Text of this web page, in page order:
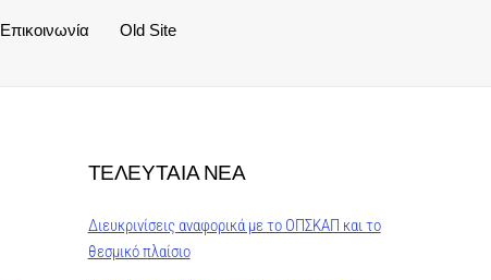
Επικοινωνία Old Site
ΤΕΛΕΥΤΑΙΑ ΝΕΑ
Διευκρινίσεις αναφορικά με το ΟΠΣΚΑΠ και το
θεσμικό πλαίσιο